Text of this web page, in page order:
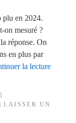
plu en 2024.
on mesuré ?
réponse. On
en plus par
la lecture
LAISSER UN